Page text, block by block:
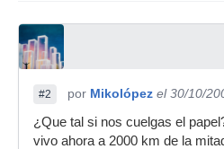
#2 por Mikolópez el 30/10/
¿Que tal si nos cuelgas el
vivo ahora a 2000 km de la